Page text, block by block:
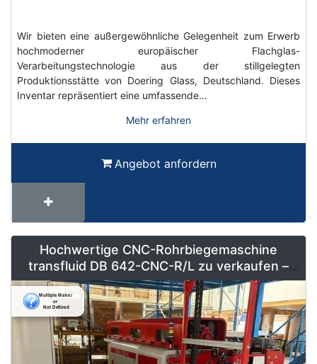
Wir bieten eine außergewöhnliche Gelegenheit zum Erwerb
hochmoderner europäischer Flachglas-
Verarbeitungstechnologie aus der stillgelegten
Produktionsstätte von Doering Glass, Deutschland. Dieses
Inventar repräsentiert eine umfassende…
Mehr erfahren
Angebot anfordern
Hochwertige CNC-Rohrbiegemaschine
transfluid DB 642-CNC-R/L zu verkaufen –
Vollautomatisiert & Neuwertig